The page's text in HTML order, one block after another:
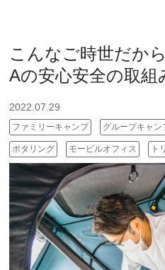
こんなご時世だか
Aの安心安全の取組
2022.07.29
ファミリーキャンプ グループキャン
ポタリング モービルオフィス ト